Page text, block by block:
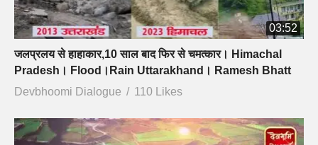
03:52
जलप्रलय से हाहाकार,10 साल बाद फिर से चमत्कार। Himachal
Pradesh। Flood।Rain Uttarakhand। Ramesh Bhatt
Devbhoomi Dialogue
110 Likes